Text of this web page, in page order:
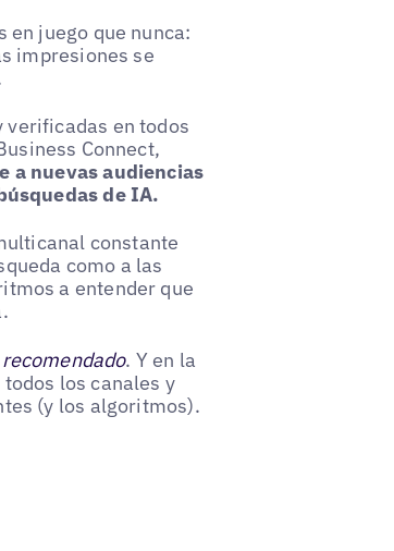
en juego que nunca:
impresiones se
verificadas en todos
Connect,
a nuevas audiencias
de IA.
constante
como a las
a entender que
recomendado. Y en la
los canales y
(y los algoritmos).